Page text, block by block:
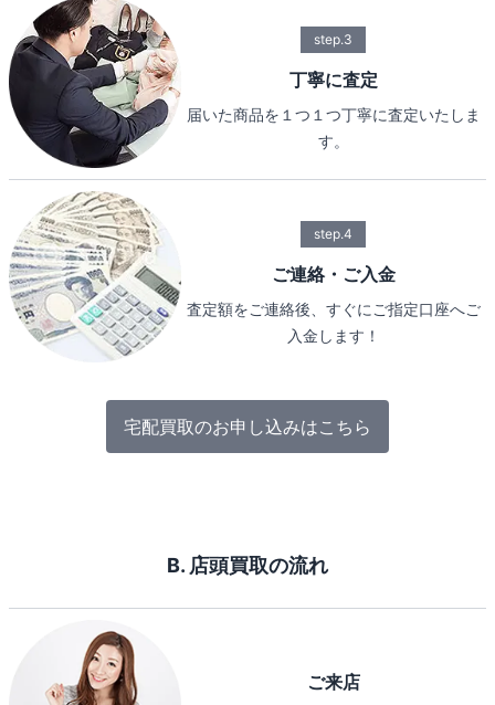
step.3
丁寧に査定
届いた商品を１つ１つ丁寧に査定いたしま
す。
step.4
ご連絡・ご入金
査定額をご連絡後、すぐにご指定口座へご
入金します！
宅配買取のお申し込みはこちら
B. 店頭買取の流れ
ご来店